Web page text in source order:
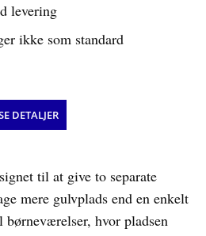
til at give to separate
mere gulvplads end en enkelt
børneværelser, hvor pladsen
levering
ikke som standard
DETALJER